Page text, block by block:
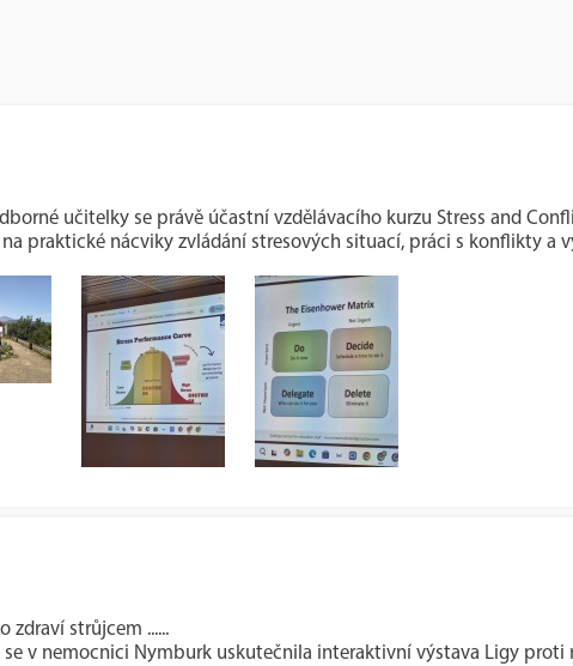
učitelky se právě účastní vzdělávacího kurzu Stress and
na praktické nácviky zvládání stresových situací, práci s konflikty a
zdraví strůjcem ......
se v nemocnici Nymburk uskutečnila interaktivní výstava Ligy